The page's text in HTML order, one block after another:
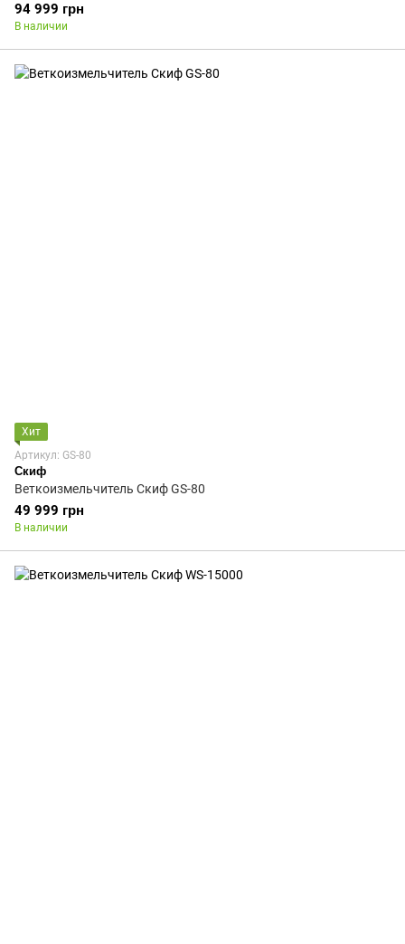
94 999 грн
В наличии
Хит
Артикул: GS-80
Скиф
Веткоизмельчитель Скиф GS-80
49 999 грн
В наличии